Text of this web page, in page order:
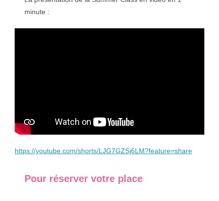
minute :
https://youtube.com/shorts/LJG7GZSj6LM?feature=share
Pour réserver votre place